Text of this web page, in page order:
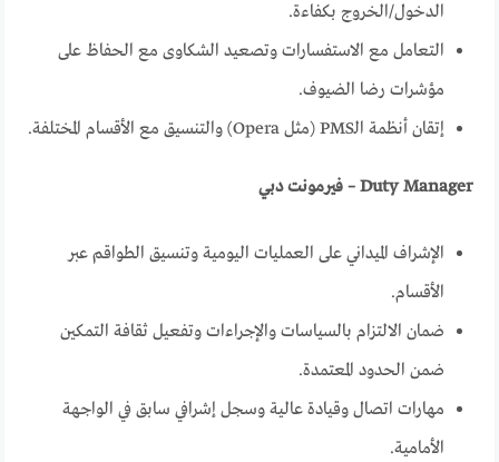
الدخول/الخروج بكفاءة.
التعامل مع الاستفسارات وتصعيد الشكاوى مع الحفاظ على
مؤشرات رضا الضيوف.
إتقان أنظمة الـPMS (مثل Opera) والتنسيق مع الأقسام المختلفة.
Duty Manager – فيرمونت دبي
الإشراف الميداني على العمليات اليومية وتنسيق الطواقم عبر
الأقسام.
ضمان الالتزام بالسياسات والإجراءات وتفعيل ثقافة التمكين
ضمن الحدود المعتمدة.
مهارات اتصال وقيادة عالية وسجل إشرافي سابق في الواجهة
الأمامية.